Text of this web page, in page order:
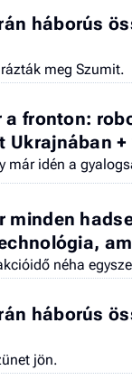
háborús
meg Szumit.
a fronton:
Ukrajnában +
már idén a
minden
néha
háborús
jön.